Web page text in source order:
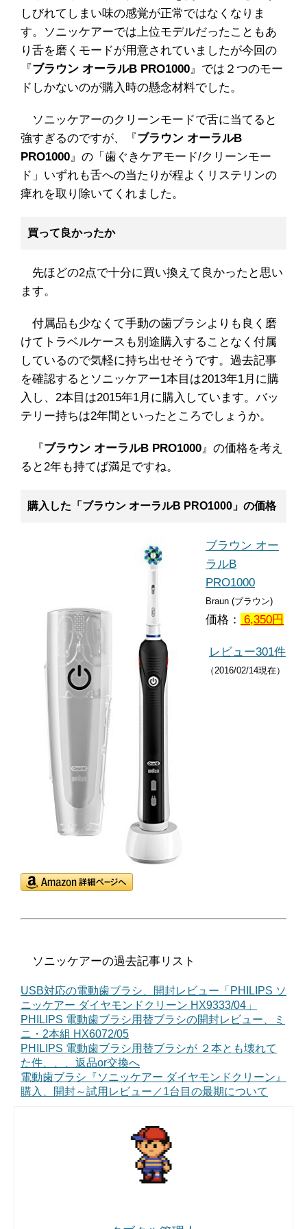
しびれてしまい味の感覚が正常ではなくなりま
す。ソニッケアーでは上位モデルだったこともあ
り舌を磨くモードが用意されていましたが今回の
『ブラウン オーラルB PRO1000』では２つのモー
ドしかないのが購入時の懸念材料でした。
ソニッケアーのクリーンモードで舌に当てると
強すぎるのですが、『ブラウン オーラルB
PRO1000』の「歯ぐきケアモード/クリーンモー
ド」いずれも舌への当たりが程よくリステリンの
痺れを取り除いてくれました。
買って良かったか
先ほどの2点で十分に買い換えて良かったと思い
ます。
付属品も少なくて手動の歯ブラシよりも良く磨
けてトラベルケースも別途購入することなく付属
しているので気軽に持ち出せそうです。過去記事
を確認するとソニッケアー1本目は2013年1月に購
入し、2本目は2015年1月に購入しています。バッ
テリー持ちは2年間といったところでしょうか。
『ブラウン オーラルB PRO1000』の価格を考え
ると2年も持てば満足ですね。
購入した「ブラウン オーラルB PRO1000」の価格
ブラウン オー
ラルB
PRO1000
Braun (ブラウン)
価格： 6,350円
レビュー301件
（2016/02/14現在）
ソニッケアーの過去記事リスト
USB対応の電動歯ブラシ、開封レビュー「PHILIPS ソ
ニッケアー ダイヤモンドクリーン HX9333/04」
PHILIPS 電動歯ブラシ用替ブラシの開封レビュー、ミ
ニ・2本組 HX6072/05
PHILIPS 電動歯ブラシ用替ブラシが ２本とも壊れて
た件、、、返品or交換へ
電動歯ブラシ『ソニッケアー ダイヤモンドクリーン』
購入、開封～試用レビュー／1台目の最期について